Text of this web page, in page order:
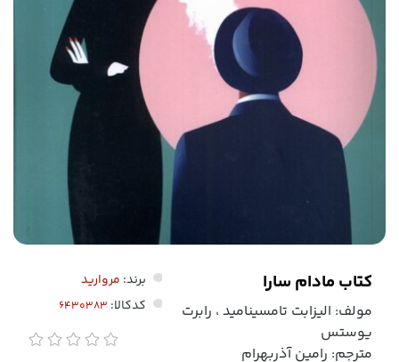
کتاب مادام سارا
مولف: اليزابت تامسيناميد ، رابرت
يوستس
مترجم: رامين آذربهرام
برند: مروارید
کدکالا: